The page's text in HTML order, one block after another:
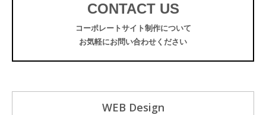
CONTACT US
コーポレートサイト制作について
お気軽にお問い合わせください
WEB Design